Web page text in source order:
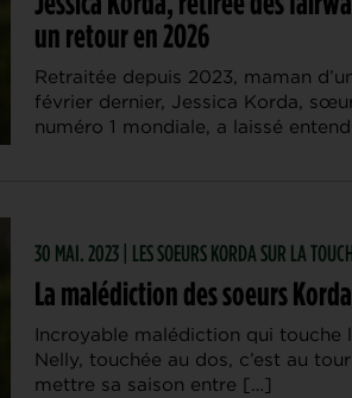
un retour en 2026
Retraitée depuis 2023, maman
février dernier, Jessica Korda,
numéro 1 mondiale, a laissé
30 MAI. 2023 | LES SOEURS KORDA SUR LA
La malédiction des soeurs
Incroyable malédiction qui touche
Nelly, touchée au dos, c’est au
mettre sa saison entre […]